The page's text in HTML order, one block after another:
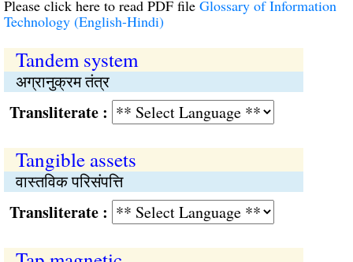
Please click here to read PDF file Glossary of Information
Technology (English-Hindi)
Tandem system
अग्रानुक्रम तंत्र
:
Tangible assets
वास्तविक परिसंपत्ति
: